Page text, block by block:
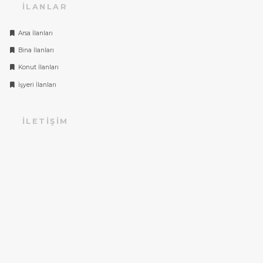
İLANLAR
Arsa İlanları
Bina İlanları
Konut İlanları
İşyeri İlanları
İLETIŞIM